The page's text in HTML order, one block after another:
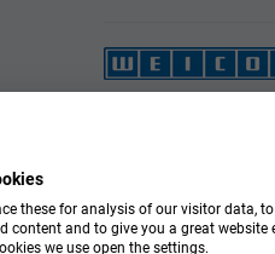
these for analysis of our visitor data,
content and to give you a great website
we use open the settings.